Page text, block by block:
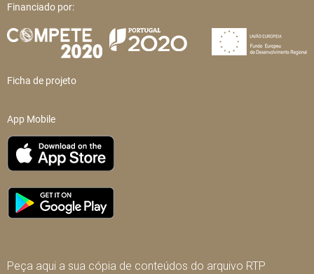
Financiado por:
Ficha de projeto
App Mobile
Peça aqui a sua cópia de conteúdos do arquivo RTP